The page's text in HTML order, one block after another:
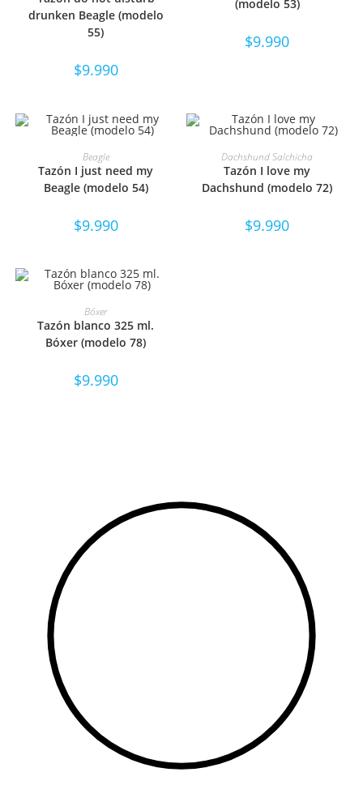
drunken Beagle (modelo
55)
$9.990
(modelo 53)
$9.990
SELECCIONAR OPCIONES
Beagle
Tazón I just need my
Beagle (modelo 54)
$9.990
SELECCIONAR OPCIONES
Dachshund Salchicha
Tazón I love my
Dachshund (modelo 72)
$9.990
SELECCIONAR OPCIONES
Bóxer
Tazón blanco 325 ml.
Bóxer (modelo 78)
$9.990